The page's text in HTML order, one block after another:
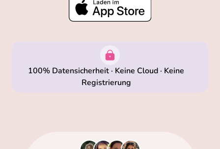
100% Datensicherheit · Keine Cloud · Keine
Registrierung